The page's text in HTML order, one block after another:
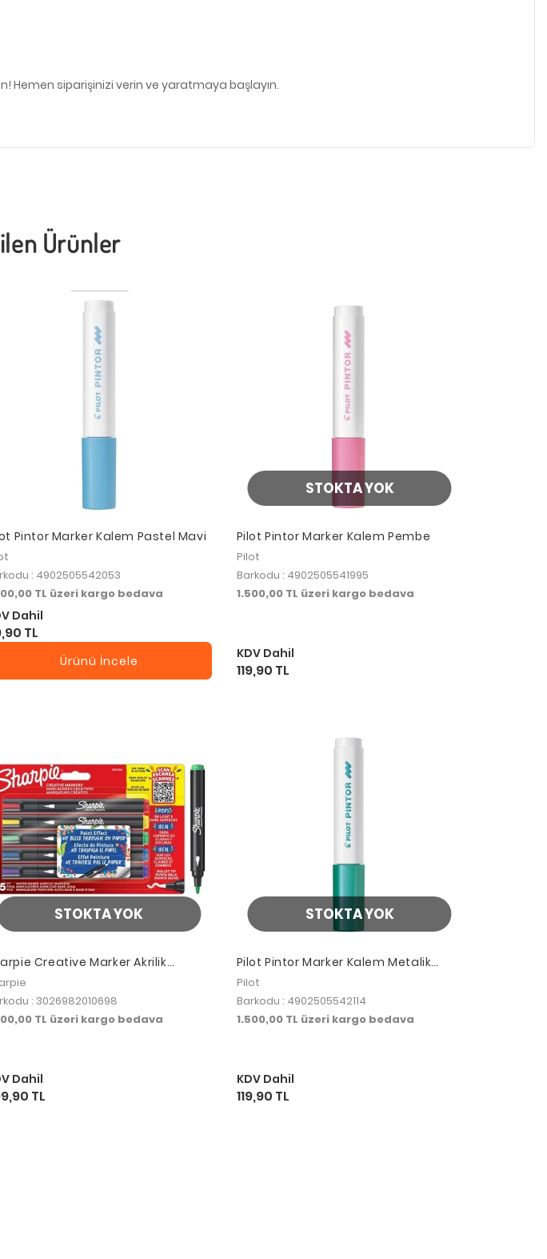
Hemen siparişinizi verin ve yaratmaya başlayın.
Ürünler
Pintor Marker Kalem Pastel Mavi
: 4902505542053
TL üzeri kargo bedava
Dahil
TL
Ürünü İncele
STOKTA YOK
Pilot Pintor Marker Kalem Pembe
Pilot
Barkodu : 4902505541995
1.500,00 TL üzeri kargo bedava
KDV Dahil
119,90 TL
STOKTA YOK
Creative Marker Akrilik
Uç 5 Li
: 3026982010698
TL üzeri kargo bedava
Dahil
TL
STOKTA YOK
Pilot Pintor Marker Kalem Metalik
Limon
Pilot
Barkodu : 4902505542114
1.500,00 TL üzeri kargo bedava
KDV Dahil
119,90 TL